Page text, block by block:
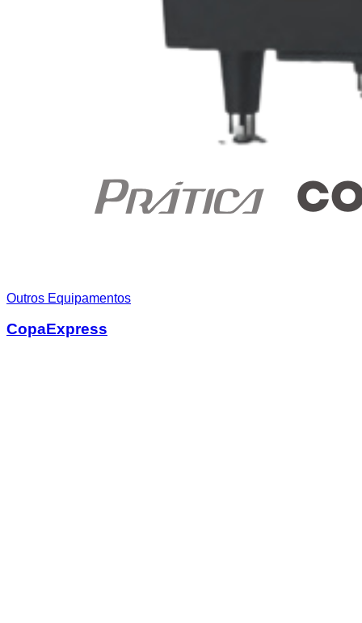
Outros Equipamentos
CopaExpress